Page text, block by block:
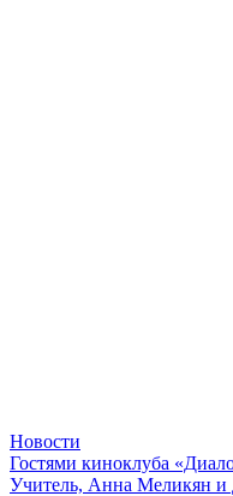
Новости
Гостями киноклуба
Учитель, Анна Меликян